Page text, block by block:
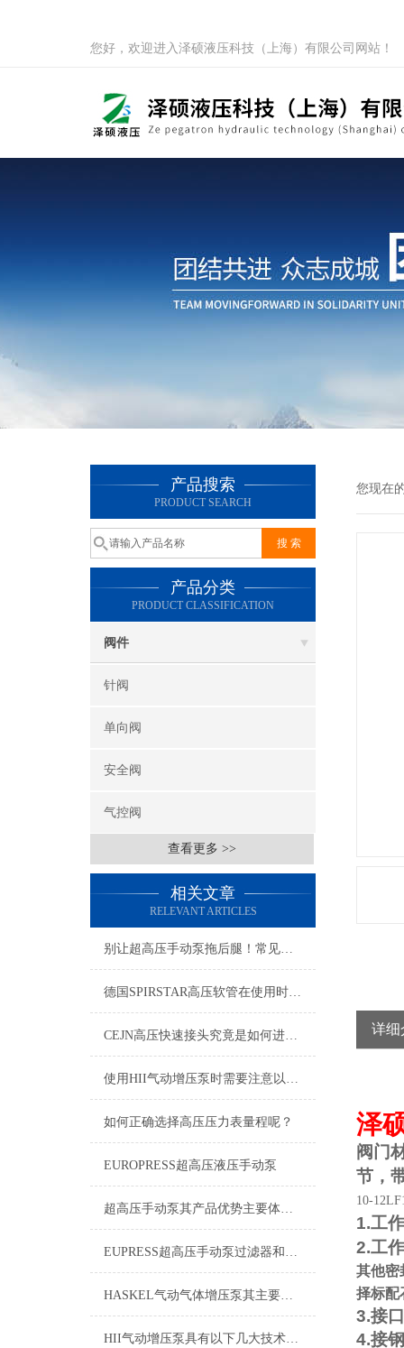
您好，欢迎进入泽硕液压科技（上海）有限公司网站！
产品搜索
PRODUCT SEARCH
产品分类
PRODUCT CLASSIFICATION
阀件
针阀
单向阀
安全阀
气控阀
查看更多 >>
相关文章
RELEVANT ARTICLES
别让超高压手动泵拖后腿！常见问题+解决技巧，一篇帮你全搞懂
德国SPIRSTAR高压软管在使用时的事项是很重要的
CEJN高压快速接头究竟是如何进行安装的呢？
使用HII气动增压泵时需要注意以下几个事项
如何正确选择高压压力表量程呢？
EUROPRESS超高压液压手动泵
超高压手动泵其产品优势主要体现在以下几个方面
EUPRESS超高压手动泵过滤器和滤油器的选择技巧
HASKEL气动气体增压泵其主要的特点是什么呢？
HII气动增压泵具有以下几大技术特点
您现在
详细
泽
阀门
节，
10-
1.工
2.工
其他密
择标配
3.接
4.接